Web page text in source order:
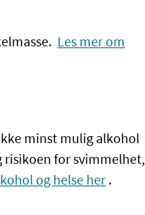
Les mer om
minst mulig alkohol
risikoen for svimmelhet,
og helse her .